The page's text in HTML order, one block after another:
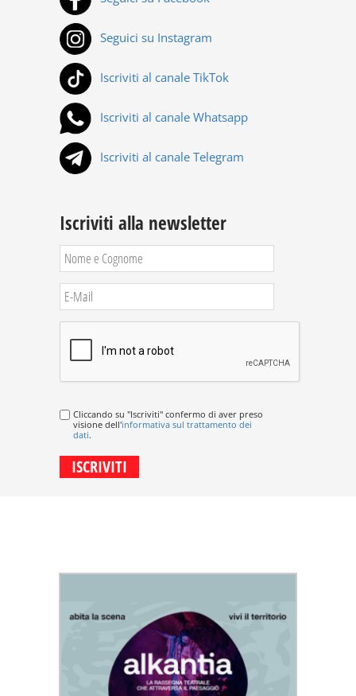
Iscriviti al canale Whatsapp
Iscriviti al canale Telegram
Iscriviti alla newsletter
visione dell'